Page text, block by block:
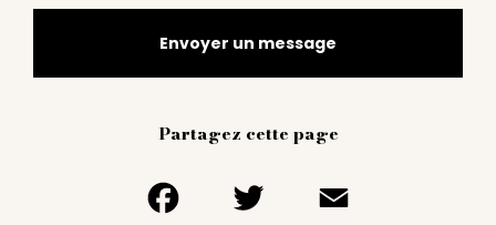
Envoyer un message
Partagez cette page